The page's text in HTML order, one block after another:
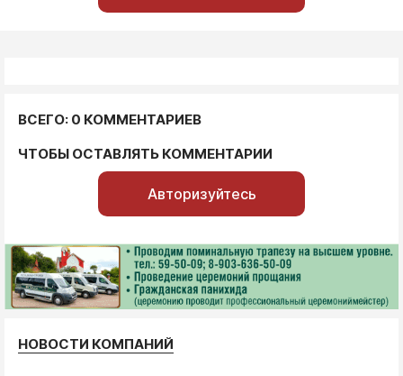
ВСЕГО: 0 КОММЕНТАРИЕВ
ЧТОБЫ ОСТАВЛЯТЬ КОММЕНТАРИИ
Авторизуйтесь
НОВОСТИ КОМПАНИЙ